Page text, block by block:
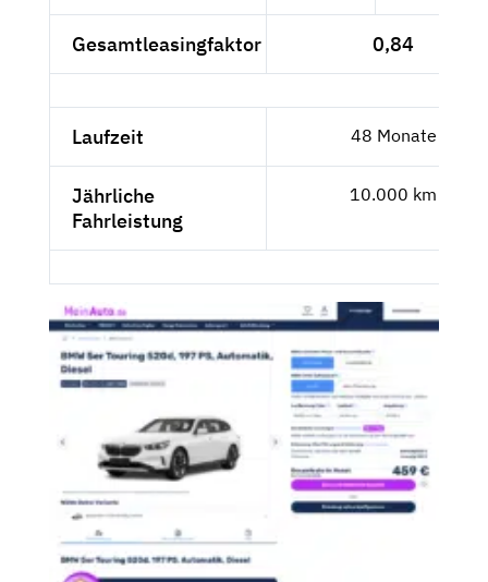
Gesamtleasingfaktor 0,84
Laufzeit 48 Monate
Jährliche
Fahrleistung
10.000 km